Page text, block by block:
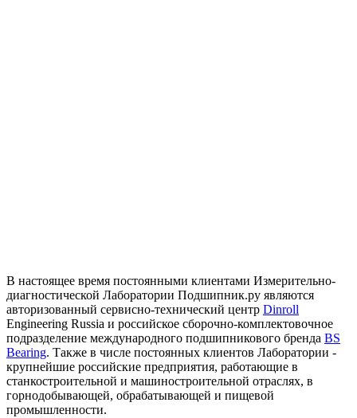
В настоящее время постоянными клиентами Измерительно-
диагностической Лаборатории Подшипник.ру являются
авторизованный сервисно-технический центр Dinroll
Engineering Russia и российское сборочно-комплектовочное
подразделение международного подшипникового бренда BS
Bearing. Также в числе постоянных клиентов Лаборатории -
крупнейшие российские предприятия, работающие в
станкостроительной и машиностроительной отраслях, в
горнодобывающей, обрабатывающей и пищевой
промышленности.